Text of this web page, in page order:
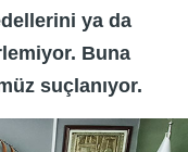
ya da
Buna
suçlanıyor.